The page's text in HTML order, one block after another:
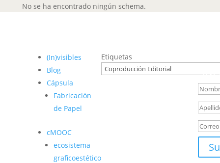
No se ha encontrado ningún schema.
(In)visibles
Blog
Cápsula
Fabricación
de Papel
cMOOC
ecosistema
graficoestético
Etiquetas